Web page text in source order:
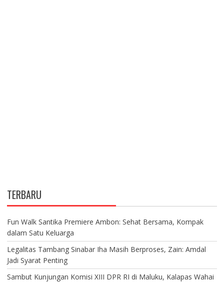
TERBARU
Fun Walk Santika Premiere Ambon: Sehat Bersama, Kompak
dalam Satu Keluarga
Legalitas Tambang Sinabar Iha Masih Berproses, Zain: Amdal
Jadi Syarat Penting
Sambut Kunjungan Komisi XIII DPR RI di Maluku, Kalapas Wahai